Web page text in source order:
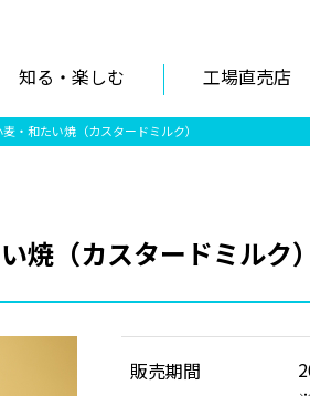
知る・楽しむ 工場直売店
・和たい焼（カスタードミルク）
焼（カスタードミルク）
販売期間